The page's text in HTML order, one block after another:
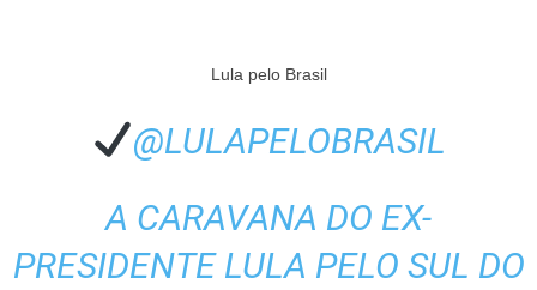
Lula pelo Brasil
@LULAPELOBRASIL
A CARAVANA DO EX-
PRESIDENTE LULA PELO SUL DO